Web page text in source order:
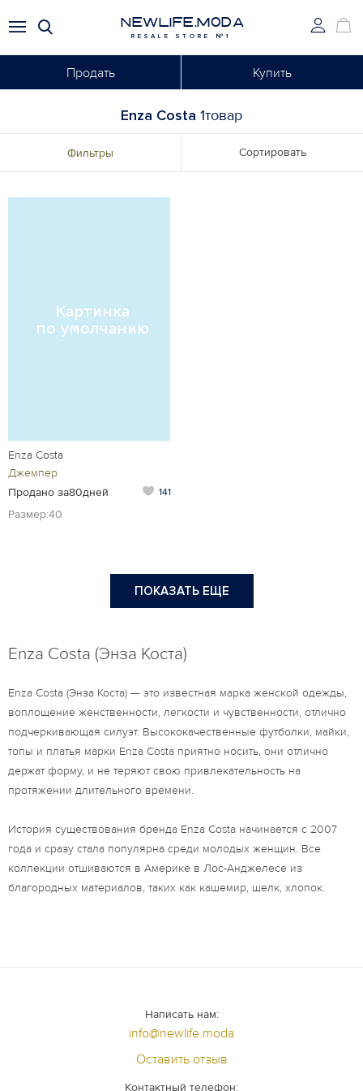
NEWLIFE.MODA
RESALE STORE №1
Продать Купить
Enza Costa 1товар
Фильтры Сортировать
Enza Costa
Джемпер
Продано за80дней
141
Размер:40
ПОКАЗАТЬ ЕЩЕ
Enza Costa (Энза Коста)
Enza Costa (Энза Коста) — это известная марка женской одежды,
воплощение женственности, легкости и чувственности, отлично
подчеркивающая силуэт. Высококачественные футболки, майки,
топы и платья марки Enza Costa приятно носить, они отлично
держат форму, и не теряют свою привлекательность на
протяжении длительного времени.
История существования бренда Enza Costa начинается с 2007
года и сразу стала популярна среди молодых женщин. Все
коллекции отшиваются в Америке в Лос-Анджелесе из
благородных материалов, таких как кашемир, шелк, хлопок.
Написать нам:
info@newlife.moda
Оставить отзыв
Контактный телефон: